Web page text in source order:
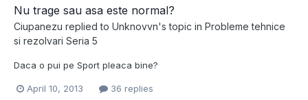
Nu trage sau asa este normal?
Ciupanezu replied to Unknovvn's topic in Probleme tehnice
si rezolvari Seria 5
Daca o pui pe Sport pleaca bine?
April 10, 2013 36 replies